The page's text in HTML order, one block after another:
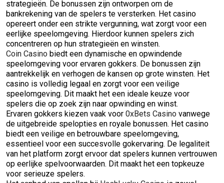
strategieën. De bonussen zijn ontworpen om de
bankrekening van de spelers te versterken. Het casino
opereert onder een strikte vergunning, wat zorgt voor een
eerlijke speelomgeving. Hierdoor kunnen spelers zich
concentreren op hun strategieën en winsten.
Coin Casino biedt een dynamische en opwindende
speelomgeving voor ervaren gokkers. De bonussen zijn
aantrekkelijk en verhogen de kansen op grote winsten. Het
casino is volledig legaal en zorgt voor een veilige
speelomgeving. Dit maakt het een ideale keuze voor
spelers die op zoek zijn naar opwinding en winst.
Ervaren gokkers kiezen vaak voor 0xBets Casino vanwege
de uitgebreide spelopties en royale bonussen. Het casino
biedt een veilige en betrouwbare speelomgeving,
essentieel voor een succesvolle gokervaring. De legaliteit
van het platform zorgt ervoor dat spelers kunnen vertrouwen
op eerlijke spelvoorwaarden. Dit maakt het een topkeuze
voor serieuze spelers.